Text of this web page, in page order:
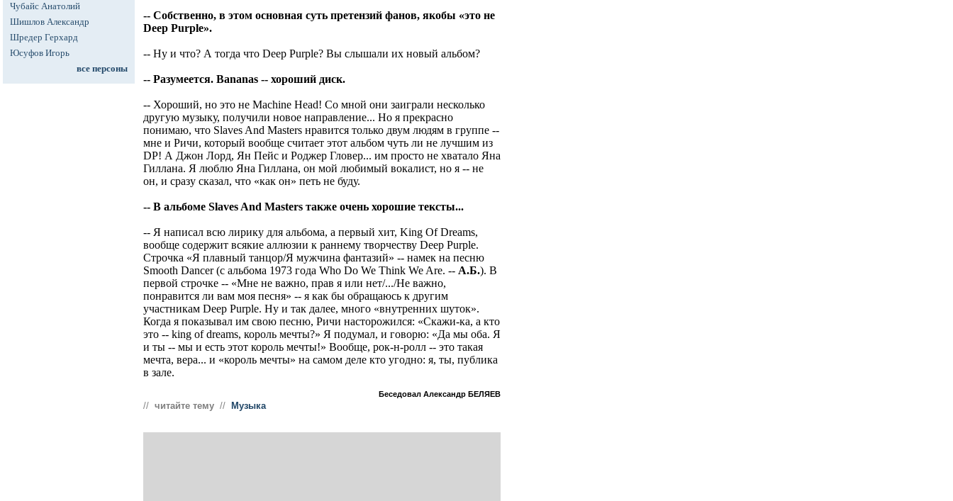
Чубайс Анатолий
Шишлов Александр
Шредер Герхард
Юсуфов Игорь
все персоны
-- Собственно, в этом основная суть претензий фанов, якобы «это не
Deep Purple».
-- Ну и что? А тогда что Deep Purple? Вы слышали их новый альбом?
-- Разумеется. Bananas -- хороший диск.
-- Хороший, но это не Machine Head! Со мной они заиграли несколько
другую музыку, получили новое направление... Но я прекрасно
понимаю, что Slaves And Masters нравится только двум людям в группе --
мне и Ричи, который вообще считает этот альбом чуть ли не лучшим из
DP! А Джон Лорд, Ян Пейс и Роджер Гловер... им просто не хватало Яна
Гиллана. Я люблю Яна Гиллана, он мой любимый вокалист, но я -- не
он, и сразу сказал, что «как он» петь не буду.
-- В альбоме Slaves And Masters также очень хорошие тексты...
-- Я написал всю лирику для альбома, а первый хит, King Of Dreams,
вообще содержит всякие аллюзии к раннему творчеству Deep Purple.
Строчка «Я плавный танцор/Я мужчина фантазий» -- намек на песню
Smooth Dancer (с альбома 1973 года Who Do We Think We Are. -- А.Б.). В
первой строчке -- «Мне не важно, прав я или нет/.../Не важно,
понравится ли вам моя песня» -- я как бы обращаюсь к другим
участникам Deep Purple. Ну и так далее, много «внутренних шуток».
Когда я показывал им свою песню, Ричи насторожился: «Скажи-ка, а кто
это -- king of dreams, король мечты?» Я подумал, и говорю: «Да мы оба. Я
и ты -- мы и есть этот король мечты!» Вообще, рок-н-ролл -- это такая
мечта, вера... и «король мечты» на самом деле кто угодно: я, ты, публика
в зале.
Беседовал Александр БЕЛЯЕВ
// читайте тему // Музыка